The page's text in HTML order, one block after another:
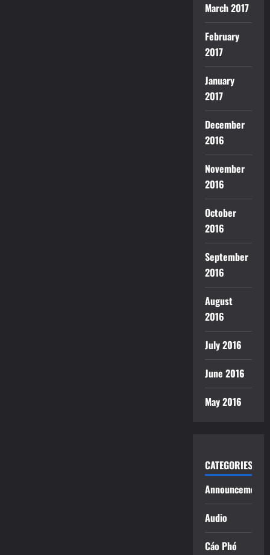
March 2017
February
2017
January
2017
December
2016
November
2016
October
2016
September
2016
August
2016
July 2016
June 2016
May 2016
CATEGORIES
Announcements
Audio
Cáo Phó